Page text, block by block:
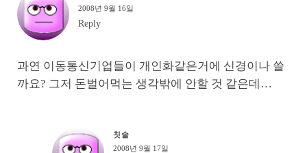
2008년 9월 16일
Reply
과연 이동통신기업들이 개인화같은거에 신경이나 쓸
까요? 그저 돈벌어먹는 생각밖에 안할 것 같은데…
칫솔
2008년 9월 17일